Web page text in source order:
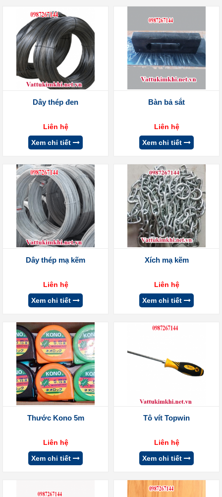
Dây thép đen
Liên hệ
Xem chi tiết
Bàn bả sắt
Liên hệ
Xem chi tiết
Dây thép mạ kẽm
Liên hệ
Xem chi tiết
Xích mạ kẽm
Liên hệ
Xem chi tiết
Thước Kono 5m
Liên hệ
Xem chi tiết
Tô vít Topwin
Liên hệ
Xem chi tiết